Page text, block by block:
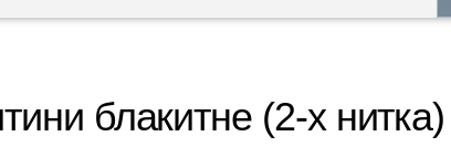
блакитне (2-х нитка)